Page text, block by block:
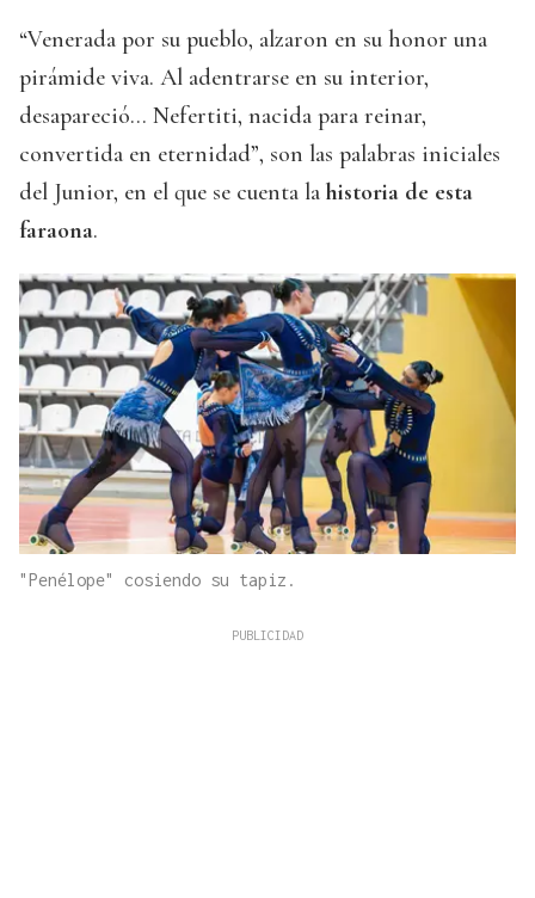
“Venerada por su pueblo, alzaron en su honor una
pirámide viva. Al adentrarse en su interior,
desapareció... Nefertiti, nacida para reinar,
convertida en eternidad”, son las palabras iniciales
del Junior, en el que se cuenta la historia de esta
faraona.
"Penélope" cosiendo su tapiz.